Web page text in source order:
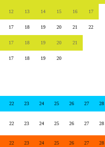
12 13 14 15 16 17
17 18 19 20 21 22
17 18 19 20 21
17 18 19 20
22 23 24 25 26 27 28
22 23 24 25 26 27 28
22 23 24 25 26 27 28